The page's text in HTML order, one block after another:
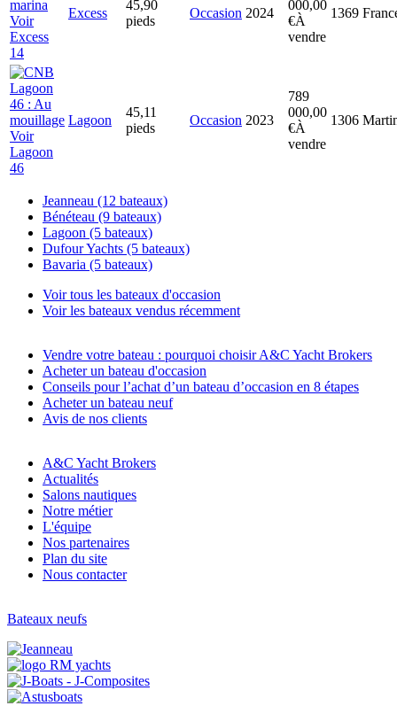
Voir
Excess
14
Excess
45,90
pieds
Occasion 2024
000,00
€À
vendre
1369
Voir
Lagoon
46
Lagoon
45,11
pieds
Occasion 2023
789
000,00
€À
vendre
1306
Jeanneau (12 bateaux)
Bénéteau (9 bateaux)
Lagoon (5 bateaux)
Dufour Yachts (5 bateaux)
Bavaria (5 bateaux)
Voir tous les bateaux d'occasion
Voir les bateaux vendus récemment
Vendre votre bateau : pourquoi choisir A&C Yacht Brokers
Acheter un bateau d'occasion
Conseils pour l’achat d’un bateau d’occasion en 8 étapes
Acheter un bateau neuf
Avis de nos clients
A&C Yacht Brokers
Actualités
Salons nautiques
Notre métier
L'équipe
Nos partenaires
Plan du site
Nous contacter
Bateaux neufs